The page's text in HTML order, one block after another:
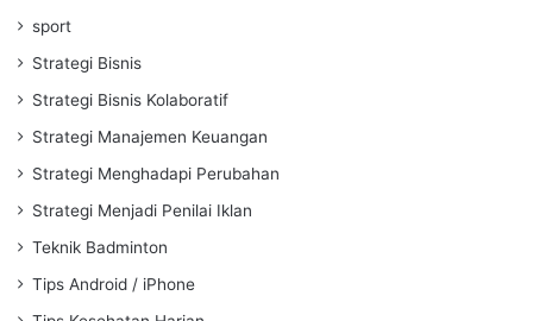
sport
Strategi Bisnis
Strategi Bisnis Kolaboratif
Strategi Manajemen Keuangan
Strategi Menghadapi Perubahan
Strategi Menjadi Penilai Iklan
Teknik Badminton
Tips Android / iPhone